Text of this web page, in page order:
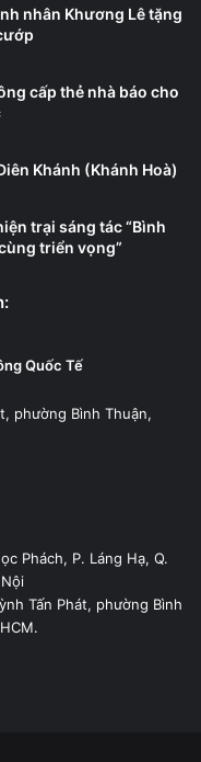
nhân Khương Lê tặng
cấp thẻ nhà báo cho
Khánh (Khánh Hoà)
trại sáng tác “Bình
triển vọng”
Quốc Tế
phường Bình Thuận,
Phách, P. Láng Hạ, Q.
Tấn Phát, phường Bình